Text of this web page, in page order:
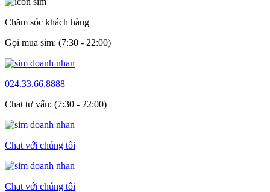
Chăm sóc khách hàng
Gọi mua sim: (7:30 - 22:00)
024.33.66.8888
Chat tư vấn: (7:30 - 22:00)
Chat với chúng tôi
Chat với chúng tôi